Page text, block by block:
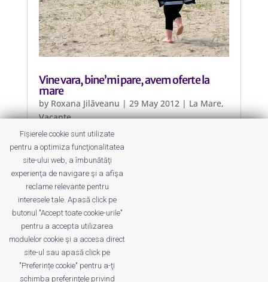
Vine vara, bine’mi pare, avem oferte la
mare
by Roxana Jilăveanu | 29 May 2012| La Mare,
Vacanțe
Agențiile de turism au început să
ofere familiilor pachete speciale
pentru părinții cu bebeluși sau copii
de până în 7 ani.
Despre noi Publicitate
Fișierele cookie sunt utilizate
pentru a optimiza funcţionalitatea
site-ului web, a îmbunătăţi
experienţa de navigare şi a afişa
reclame relevante pentru
interesele tale. Apasă click pe
butonul "Accept toate cookie-urile"
pentru a accepta utilizarea
modulelor cookie şi a accesa direct
site-ul sau apasă click pe
"Preferințe cookie" pentru a-ţi
schimba preferinţele privind